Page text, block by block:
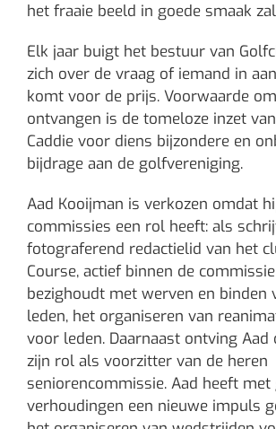
het fraaie beeld in goede smaak
Elk jaar buigt het bestuur van
zich over de vraag of iemand in
komt voor de prijs. Voorwaarde
ontvangen is de tomeloze inzet
Caddie voor diens bijzondere en
bijdrage aan de golfvereniging.
Aad Kooijman is verkozen omdat
commissies een rol heeft: als
fotograferend redactielid van het
Course, actief binnen de
bezighoudt met werven en binden
leden, het organiseren van
voor leden. Daarnaast ontving
zijn rol als voorzitter van de heren
seniorencommissie. Aad heeft
verhoudingen een nieuwe impuls